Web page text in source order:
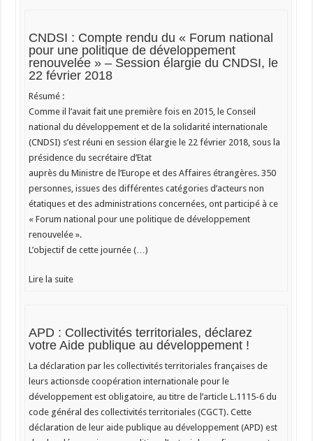
CNDSI : Compte rendu du « Forum national
pour une politique de développement
renouvelée » – Session élargie du CNDSI, le
22 février 2018
Résumé :
Comme il l’avait fait une première fois en 2015, le Conseil
national du développement et de la solidarité internationale
(CNDSI) s’est réuni en session élargie le 22 février 2018, sous la
présidence du secrétaire d’Etat
auprès du Ministre de l’Europe et des Affaires étrangères. 350
personnes, issues des différentes catégories d’acteurs non
étatiques et des administrations concernées, ont participé à ce
« Forum national pour une politique de développement
renouvelée ».
L’objectif de cette journée (…)
Lire la suite
APD : Collectivités territoriales, déclarez
votre Aide publique au développement !
La déclaration par les collectivités territoriales françaises de
leurs actionsde coopération internationale pour le
développement est obligatoire, au titre de l’article L.1115-6 du
code général des collectivités territoriales (CGCT). Cette
déclaration de leur aide publique au développement (APD) est